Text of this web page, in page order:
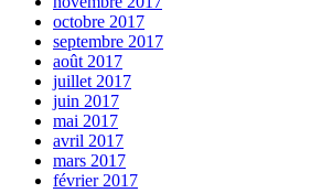
octobre 2017
septembre 2017
août 2017
juillet 2017
juin 2017
mai 2017
avril 2017
mars 2017
février 2017